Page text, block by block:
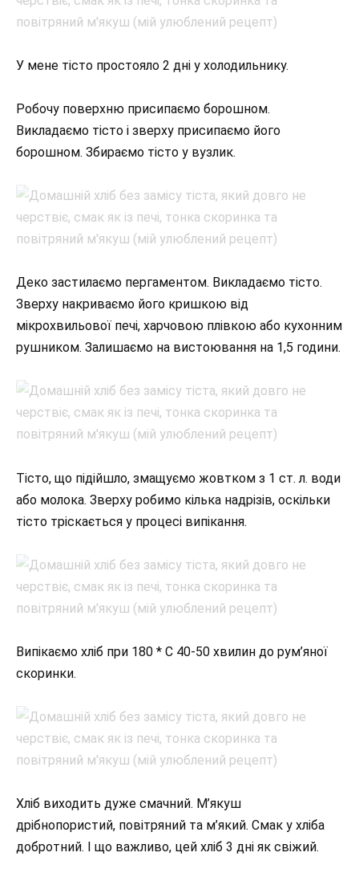
У мене тісто простояло 2 дні у холодильнику.
Робочу поверхню присипаємо борошном.
Викладаємо тісто і зверху присипаємо його
борошном. Збираємо тісто у вузлик.
Деко застилаємо пергаментом. Викладаємо тісто.
Зверху накриваємо його кришкою від
мікрохвильової печі, харчовою плівкою або кухонним
рушником. Залишаємо на вистоювання на 1,5 години.
Тісто, що підійшло, змащуємо жовтком з 1 ст. л. води
або молока. Зверху робимо кілька надрізів, оскільки
тісто тріскається у процесі випікання.
Випікаємо хліб при 180 * С 40-50 хвилин до рум’яної
скоринки.
Хліб виходить дуже смачний. М’якуш
дрібнопористий, повітряний та м’який. Смак у хліба
добротний. І що важливо, цей хліб 3 дні як свіжий.